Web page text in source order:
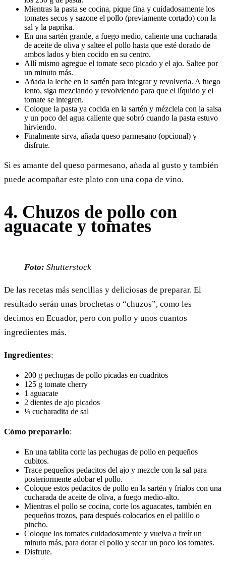
Mientras la pasta se cocina, pique fina y cuidadosamente los
tomates secos y sazone el pollo (previamente cortado) con la
sal y la paprika.
En una sartén grande, a fuego medio, caliente una cucharada
de aceite de oliva y saltee el pollo hasta que esté dorado de
ambos lados y bien cocido en su centro.
Allí mismo agregue el tomate seco picado y el ajo. Saltee por
un minuto más.
Añada la leche en la sartén para integrar y revolverla. A fuego
lento, siga mezclando y revolviendo para que el líquido y el
tomate se integren.
Coloque la pasta ya cocida en la sartén y mézclela con la salsa
y un poco del agua caliente que sobró cuando la pasta estuvo
hirviendo.
Finalmente sirva, añada queso parmesano (opcional) y
disfrute.
Si es amante del queso parmesano, añada al gusto y también
puede acompañar este plato con una copa de vino.
4. Chuzos de pollo con
aguacate y tomates
Foto: Shutterstock
De las recetas más sencillas y deliciosas de preparar. El
resultado serán unas brochetas o “chuzos”, como les
decimos en Ecuador, pero con pollo y unos cuantos
ingredientes más.
Ingredientes:
200 g pechugas de pollo picadas en cuadritos
125 g tomate cherry
1 aguacate
2 dientes de ajo picados
¼ cucharadita de sal
Cómo prepararlo:
En una tablita corte las pechugas de pollo en pequeños
cubitos.
Trace pequeños pedacitos del ajo y mezcle con la sal para
posteriormente adobar el pollo.
Coloque estos pedacitos de pollo en la sartén y fríalos con una
cucharada de aceite de oliva, a fuego medio-alto.
Mientras el pollo se cocina, corte los aguacates, también en
pequeños trozos, para después colocarlos en el palillo o
pincho.
Coloque los tomates cuidadosamente y vuelva a freír un
minuto más, para dorar el pollo y secar un poco los tomates.
Disfrute.